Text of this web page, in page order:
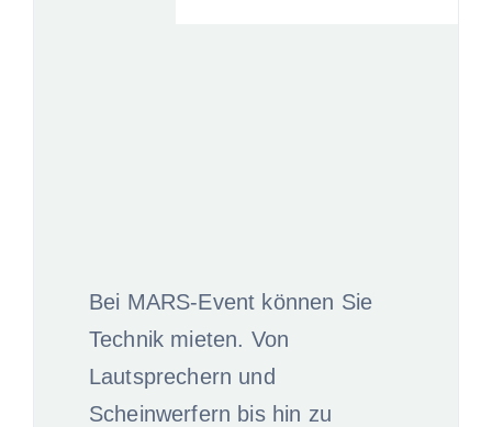
Bei MARS-Event können Sie
Technik mieten. Von
Lautsprechern und
Scheinwerfern bis hin zu